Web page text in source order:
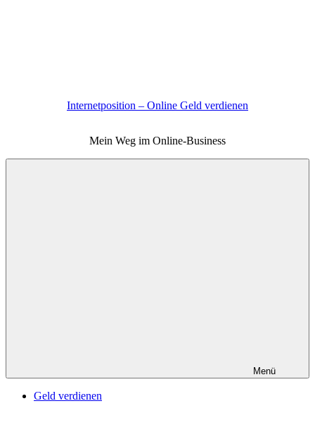
Internetposition – Online Geld verdienen
Mein Weg im Online-Business
Menü
Geld verdienen